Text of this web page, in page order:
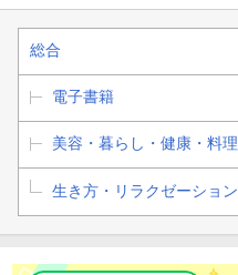
総合
電子書籍
美容・暮らし・健康・料理
生き方・リラクゼーション